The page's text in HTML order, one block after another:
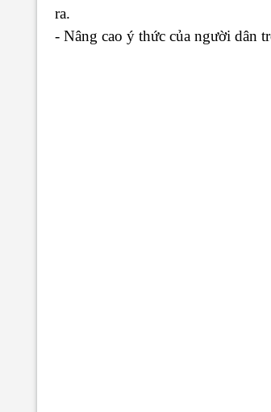
ra.
- Nâng cao ý thức của người dân